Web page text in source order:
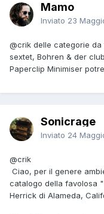
Mamo
Inviato 23
@crik delle categorie da
sextet, Bohren & der
Paperclip Minimiser
Sonicrage
Inviato 24
@crik
Ciao, per il genere
catalogo della favolosa
Herrick di Alameda,